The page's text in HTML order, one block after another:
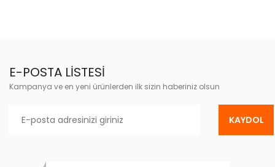
E-POSTA LİSTESİ
Kampanya ve en yeni ürünlerden ilk sizin haberiniz olsun
KAYDOL